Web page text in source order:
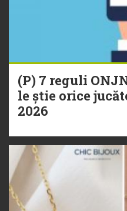
(P) 7 reguli
le știe orice
2026